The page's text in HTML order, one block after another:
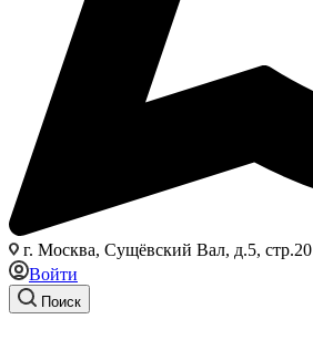
г. Москва, Сущёвский Вал, д.5, стр.20
Войти
Поиск